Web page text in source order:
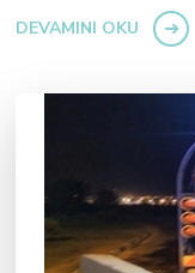
DEVAMINI OKU